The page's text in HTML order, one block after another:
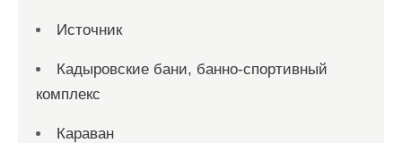
Источник
Кадыровские бани, банно-спортивный
комплекс
Караван